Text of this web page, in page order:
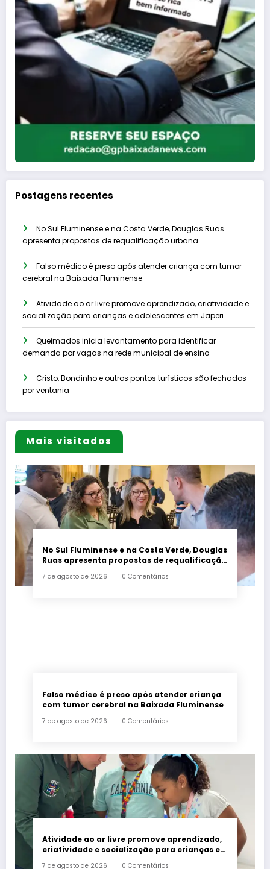
Postagens recentes
No Sul Fluminense e na Costa Verde, Douglas Ruas
apresenta propostas de requalificação urbana
Falso médico é preso após atender criança com tumor
cerebral na Baixada Fluminense
Atividade ao ar livre promove aprendizado, criatividade e
socialização para crianças e adolescentes em Japeri
Queimados inicia levantamento para identificar
demanda por vagas na rede municipal de ensino
Cristo, Bondinho e outros pontos turísticos são fechados
por ventania
Mais visitados
No Sul Fluminense e na Costa Verde, Douglas
Ruas apresenta propostas de requalificação
7 de agosto de 2026 0 Comentários
Falso médico é preso após atender criança
com tumor cerebral na Baixada Fluminense
7 de agosto de 2026 0 Comentários
Atividade ao ar livre promove aprendizado,
criatividade e socialização para crianças e
7 de agosto de 2026 0 Comentários